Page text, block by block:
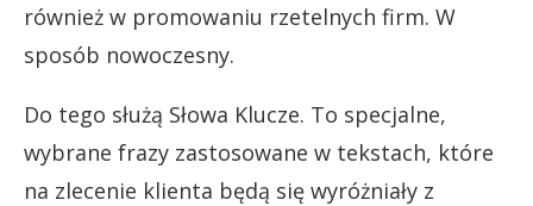
również w promowaniu rzetelnych firm. W
sposób nowoczesny.
Do tego służą Słowa Klucze. To specjalne,
wybrane frazy zastosowane w tekstach, które
na zlecenie klienta będą się wyróżniały z